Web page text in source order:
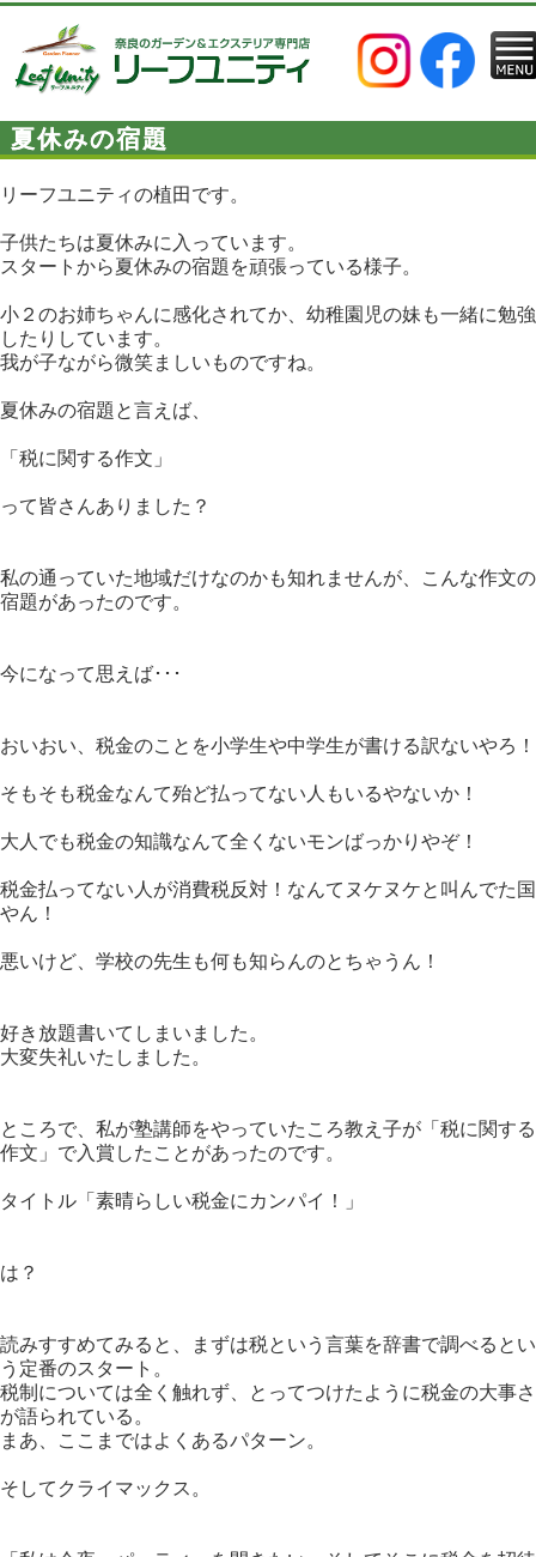
夏休みの宿題
リーフユニティの植田です。
子供たちは夏休みに入っています。
スタートから夏休みの宿題を頑張っている様子。
小２のお姉ちゃんに感化されてか、幼稚園児の妹も一緒に勉強
したりしています。
我が子ながら微笑ましいものですね。
夏休みの宿題と言えば、
「税に関する作文」
って皆さんありました？
私の通っていた地域だけなのかも知れませんが、こんな作文の
宿題があったのです。
今になって思えば･･･
おいおい、税金のことを小学生や中学生が書ける訳ないやろ！
そもそも税金なんて殆ど払ってない人もいるやないか！
大人でも税金の知識なんて全くないモンばっかりやぞ！
税金払ってない人が消費税反対！なんてヌケヌケと叫んでた国
やん！
悪いけど、学校の先生も何も知らんのとちゃうん！
好き放題書いてしまいました。
大変失礼いたしました。
ところで、私が塾講師をやっていたころ教え子が「税に関する
作文」で入賞したことがあったのです。
タイトル「素晴らしい税金にカンパイ！」
は？
読みすすめてみると、まずは税という言葉を辞書で調べるとい
う定番のスタート。
税制については全く触れず、とってつけたように税金の大事さ
が語られている。
まあ、ここまではよくあるパターン。
そしてクライマックス。